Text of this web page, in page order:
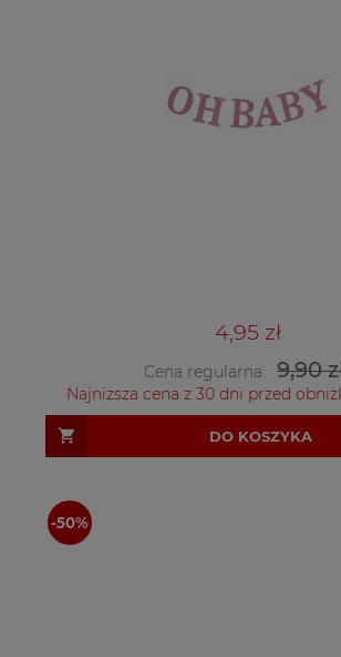
4,95 zł
Cena regularna: 9,90
Najniższa cena z 30 dni przed
DO KOSZYKA